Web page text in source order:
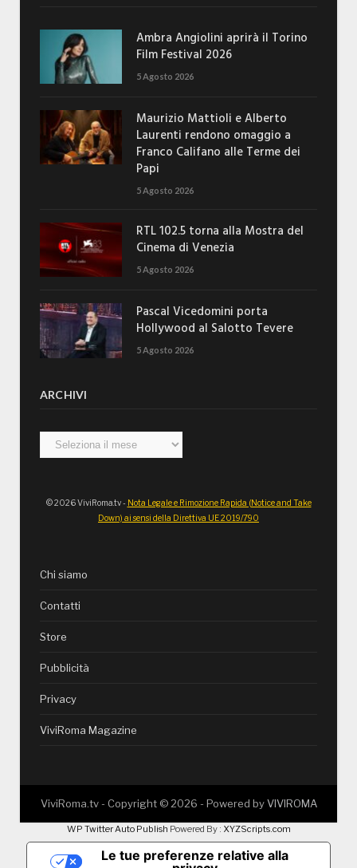
Ambra Angiolini aprirà il Torino
Film Festival 2026
5 Agosto 2026
Maurizio Mattioli e Alberto
Laurenti rendono omaggio a
Franco Califano alle Terme dei
Papi
5 Agosto 2026
RTL 102.5 torna alla Mostra del
Cinema di Venezia
5 Agosto 2026
Pascal Vicedomini porta
Hollywood al Salotto Tevere
5 Agosto 2026
ARCHIVI
Archivi
© 2026 ViviRoma.tv - Nota Legale e Rimozione Rapida (Notice and Take
Down) ai sensi della Direttiva UE 2019/790
Chi siamo
Contatti
Store
Pubblicità
Privacy
ViviRoma Magazine
ViviRoma.tv - Copyright © 2026 - Powered byVIVIROMA
WP Twitter Auto Publish Powered By : XYZScripts.com
Le tue preferenze relative alla